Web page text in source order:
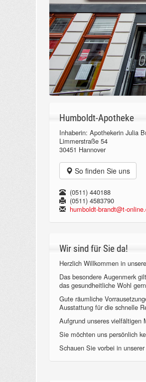
Humboldt-Apotheke
Inhaberin: Apothekerin Julia
Limmerstraße 54
30451 Hannover
So finden Sie uns
(0511) 440188
(0511) 4583790
humboldt-brandt@t-
Wir sind für Sie da!
Herzlich Willkommen in
Das besondere Augenmerk
das gesundheitliche Wohl
Gute räumliche
Ausstattung für die schnelle
Aufgrund unseres vielfältigen
Sie möchten uns persönlich
Schauen Sie vorbei in